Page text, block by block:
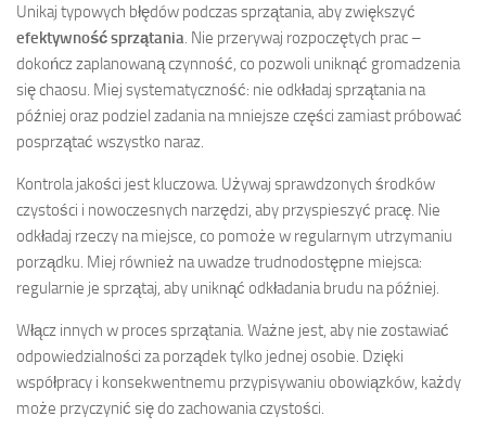
Unikaj typowych błędów podczas sprzątania, aby zwiększyć
efektywność sprzątania . Nie przerywaj rozpoczętych prac –
dokończ zaplanowaną czynność, co pozwoli uniknąć gromadzenia
się chaosu. Miej systematyczność: nie odkładaj sprzątania na
później oraz podziel zadania na mniejsze części zamiast próbować
posprzątać wszystko naraz.
Kontrola jakości jest kluczowa. Używaj sprawdzonych środków
czystości i nowoczesnych narzędzi, aby przyspieszyć pracę. Nie
odkładaj rzeczy na miejsce, co pomoże w regularnym utrzymaniu
porządku. Miej również na uwadze trudnodostępne miejsca:
regularnie je sprzątaj, aby uniknąć odkładania brudu na później.
Włącz innych w proces sprzątania. Ważne jest, aby nie zostawiać
odpowiedzialności za porządek tylko jednej osobie. Dzięki
współpracy i konsekwentnemu przypisywaniu obowiązków, każdy
może przyczynić się do zachowania czystości.